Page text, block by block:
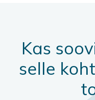
Kas
selle